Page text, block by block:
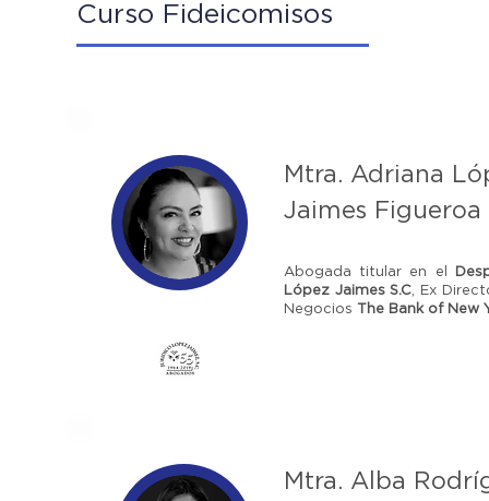
Curso Fideicomisos
Mtra. Adriana
Jaimes Figueroa
Abogada titular en el
López Jaimes S.C, Ex
Negocios The Bank of New
Mtra. Alba